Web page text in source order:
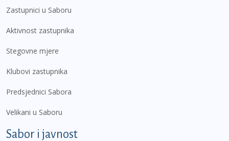
Zastupnici u Saboru
Aktivnost zastupnika
Stegovne mjere
Klubovi zastupnika
Predsjednici Sabora
Velikani u Saboru
Sabor i javnost